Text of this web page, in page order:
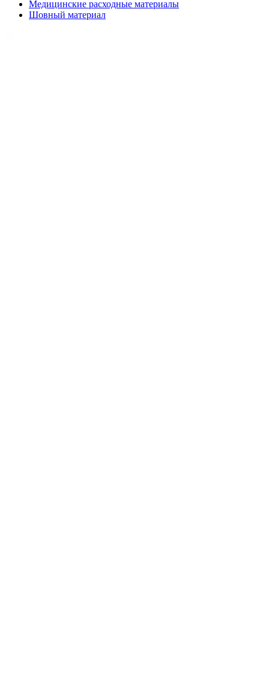
Медицинские расходные материалы
Шовный материал